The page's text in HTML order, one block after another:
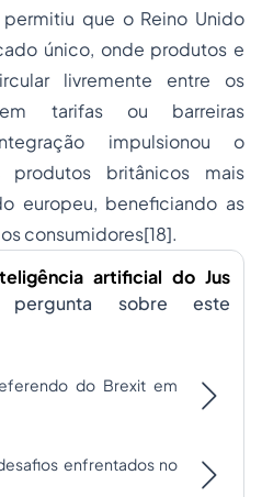
que o Reino Unido
único, onde produtos e
livremente entre os
tarifas ou barreiras
impulsionou o
britânicos mais
europeu, beneficiando as
consumidores[18].
artificial do Jus
sobre este
do Brexit em
enfrentados no